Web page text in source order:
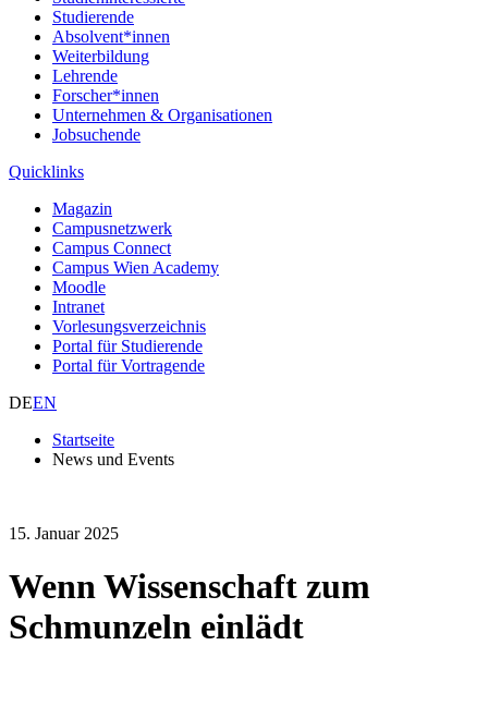
Studierende
Absolvent*innen
Weiterbildung
Lehrende
Forscher*innen
Unternehmen & Organisationen
Jobsuchende
Quicklinks
Magazin
Campusnetzwerk
Campus Connect
Campus Wien Academy
Moodle
Intranet
Vorlesungsverzeichnis
Portal für Studierende
Portal für Vortragende
DEEN
Startseite
News und Events
15. Januar 2025
Wenn Wissenschaft zum
Schmunzeln einlädt